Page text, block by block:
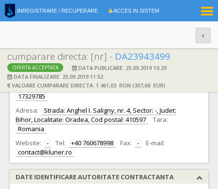
INREGISTRARE / RECUPERARE ACCES IN SISTEM
cumparare directa: [nr] - DA23943499
OFERTA ACCEPTATA
DATA PUBLICARE: 25.09.2019 10:29
DATA FINALIZARE: 25.09.2019 11:52
VALOARE CUMPARARE DIRECTA: 1.461,03 RON (307,68 EUR)
DATE IDENTIFICARE OFERTANT
Ofertant: S.C. SC LUTECH EXPERT SRL S.R.L.
CIF:
17329785
Adresa:
Strada: Anghel I. Saligny, nr. 4, Sector: -, Judet:
Bihor, Localitate: Oradea, Cod postal: 410597
Tara:
Romania
Website:
- Tel: +40 760678998 Fax: -
E-mail:
contact@kluner.ro
DATE IDENTIFICARE AUTORITATE CONTRACTANTA